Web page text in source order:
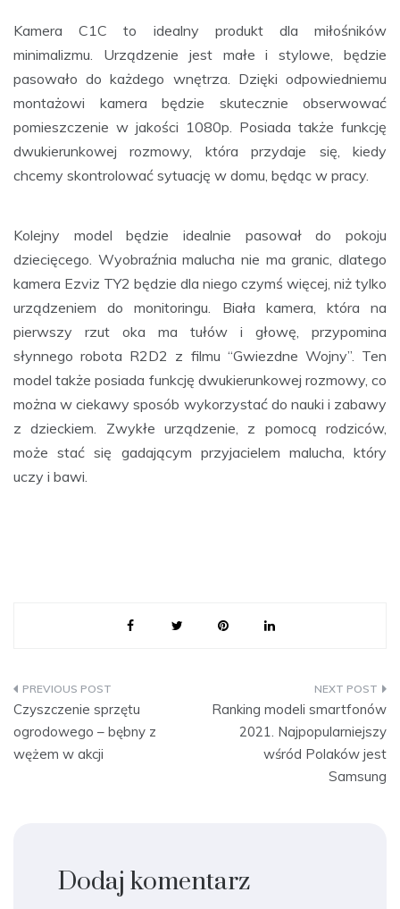
Kamera C1C to idealny produkt dla miłośników
minimalizmu. Urządzenie jest małe i stylowe, będzie
pasowało do każdego wnętrza. Dzięki odpowiedniemu
montażowi kamera będzie skutecznie obserwować
pomieszczenie w jakości 1080p. Posiada także funkcję
dwukierunkowej rozmowy, która przydaje się, kiedy
chcemy skontrolować sytuację w domu, będąc w pracy.
Kolejny model będzie idealnie pasował do pokoju
dziecięcego. Wyobraźnia malucha nie ma granic, dlatego
kamera Ezviz TY2 będzie dla niego czymś więcej, niż tylko
urządzeniem do monitoringu. Biała kamera, która na
pierwszy rzut oka ma tułów i głowę, przypomina
słynnego robota R2D2 z filmu “Gwiezdne Wojny”. Ten
model także posiada funkcję dwukierunkowej rozmowy, co
można w ciekawy sposób wykorzystać do nauki i zabawy
z dzieckiem. Zwykłe urządzenie, z pomocą rodziców,
może stać się gadającym przyjacielem malucha, który
uczy i bawi.
Nawigacja
wpisu
Czyszczenie sprzętu
ogrodowego – bębny z
wężem w akcji
Ranking modeli smartfonów
2021. Najpopularniejszy
wśród Polaków jest
Samsung
Dodaj komentarz